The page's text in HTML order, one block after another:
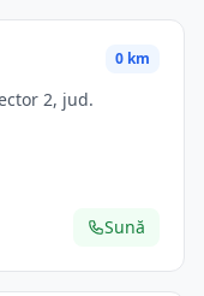
0 km
Sună